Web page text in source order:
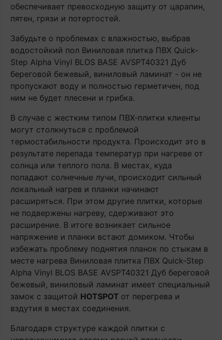
обеспечивает превосходную защиту от царапин,
пятен, грязи и потертостей.
Забудьте о проблемах с влажностью, выбрав
водостойкий пол Виниловая плитка ПВХ Quick-
Step Alpha Vinyl BLOS BASE AVSPT40321 Дуб
береговой бежевый, виниловый ламинат - он не
пропускают воду и полностью герметичен, под
ним не будет плесени и грибка.
В случае с жестким типом ПВХ-плитки клиенты
могут столкнуться с проблемой
термостабильности продукта. Происходит это в
результате перепада температур при нагреве от
солнца или теплого пола. В местах, куда
попадают солнечные лучи, происходит сильный
локальный нагрев и планки начинают
расширяться. При этом другие плитки, которые
не подвержены нагреву, сдерживают это
расширение. В итоге возникает сильное
напряжение и планки встают домиком. Чтобы
избежать проблему поднятия планок по стыкам в
месте нагрева Виниловая плитка ПВХ Quick-Step
Alpha Vinyl BLOS BASE AVSPT40321 Дуб береговой
бежевый, виниловый ламинат имеет специальный
замок с защитой HOTSPOT от перегрева и
вздутия в местах соединения.
Благодаря структуре каждой плитки с